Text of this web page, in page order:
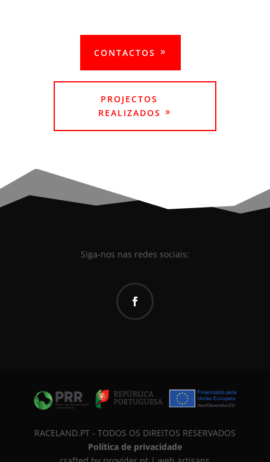
CONTACTOS
PROJECTOS
REALIZADOS
Siga-nos nas redes sociais:
RACELAND.PT - TODOS OS DIREITOS RESERVADOS
Política de privacidade